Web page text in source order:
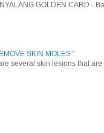
GOLDEN CARD -
SKIN MOLES '
several skin lesions that